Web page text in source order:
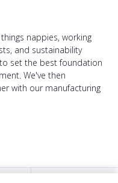
nappies, working
and sustainability
set the best foundation
We've then
with our manufacturing